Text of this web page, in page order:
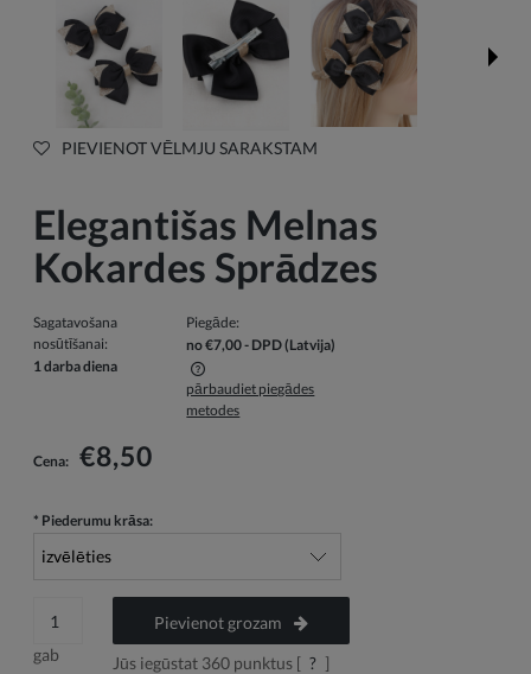
PIEVIENOT VĒLMJU SARAKSTAM
Elegantišas Melnas
Kokardes Sprādzes
Sagatavošana
nosūtīšanai:
1 darba diena
Piegāde:
no €7,00- DPD(Latvija)
Cenā nav iekļautas iespējamās maksājumu izmaksas
pārbaudiet piegādes
metodes
Cena: €8,50
* Piederumu krāsa:
gab
Pievienot grozam
Jūs iegūstat 360punktus [ ? ]